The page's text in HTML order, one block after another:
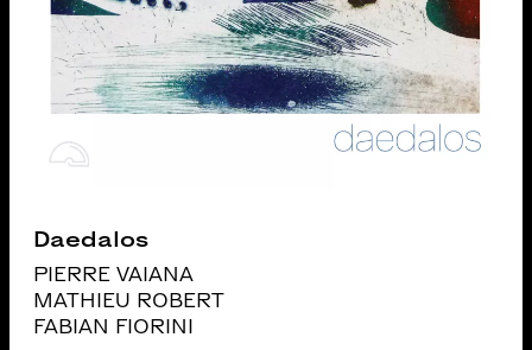
Daedalos
PIERRE VAIANA
MATHIEU ROBERT
FABIAN FIORINI